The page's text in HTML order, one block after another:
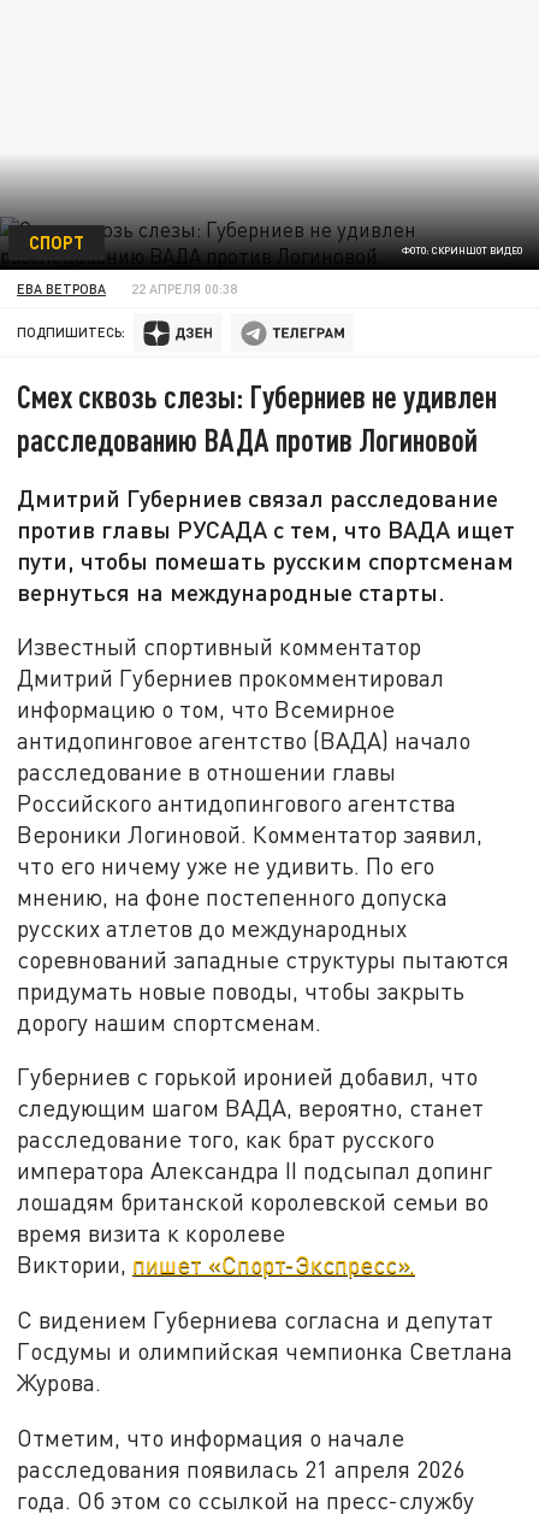
ФОТО: СКРИНШОТ ВИДЕО
СПОРТ
ЕВА ВЕТРОВА 22 АПРЕЛЯ 00:38
ПОДПИШИТЕСЬ:
Смех сквозь слезы: Губерниев не удивлен
расследованию ВАДА против Логиновой
Дмитрий Губерниев связал расследование
против главы РУСАДА с тем, что ВАДА ищет
пути, чтобы помешать русским спортсменам
вернуться на международные старты.
Известный спортивный комментатор
Дмитрий Губерниев прокомментировал
информацию о том, что Всемирное
антидопинговое агентство (ВАДА) начало
расследование в отношении главы
Российского антидопингового агентства
Вероники Логиновой. Комментатор заявил,
что его ничему уже не удивить. По его
мнению, на фоне постепенного допуска
русских атлетов до международных
соревнований западные структуры пытаются
придумать новые поводы, чтобы закрыть
дорогу нашим спортсменам.
Губерниев с горькой иронией добавил, что
следующим шагом ВАДА, вероятно, станет
расследование того, как брат русского
императора Александра II подсыпал допинг
лошадям британской королевской семьи во
время визита к королеве
Виктории, пишет «Спорт-Экспресс».
С видением Губерниева согласна и депутат
Госдумы и олимпийская чемпионка Светлана
Журова.
Отметим, что информация о начале
расследования появилась 21 апреля 2026
года. Об этом со ссылкой на пресс-службу